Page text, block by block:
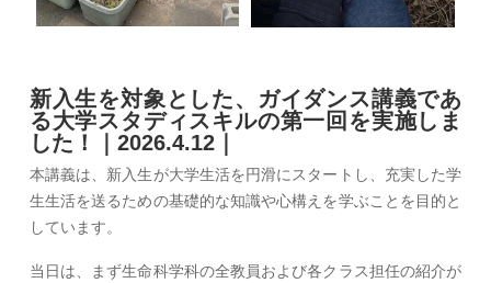
新入生を対象とした、ガイダンス講義であ
る大学スタディスキルの第一回を実施しま
した！｜2026.4.12｜
本講義は、新入生が大学生活を円滑にスタートし、充実した学
生生活を送るための基礎的な知識や心構えを学ぶことを目的と
しています。
当日は、まず生命科学科の全教員および各クラス担任の紹介が